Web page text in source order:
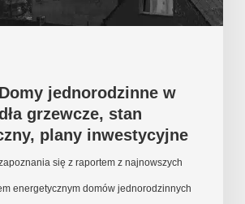
jednorodzinne w
grzewcze, stan
plany inwestycyjne
się z raportem z najnowszych
energetycznym domów jednorodzinnych